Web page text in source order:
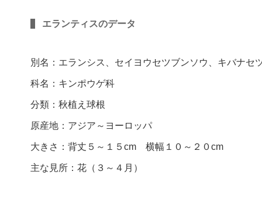
エランティスのデータ
別名：エランシス、セイヨウセツブンソウ、キバナセ
科名：キンポウゲ科
分類：秋植え球根
原産地：アジア～ヨーロッパ
大きさ：背丈５～１５cm 横幅１０～２０cm
主な見所：花（３～４月）